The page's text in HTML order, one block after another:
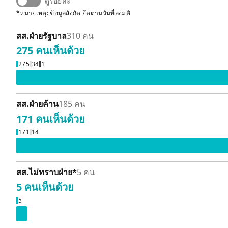
*หมายเหตุ: ข้อมูลสังกัด ยึดตามวันที่ลงมติ
สส.ฝ่ายรัฐบาล310 คน
275 คนเห็นด้วย
275 34 1
สส.ฝ่ายค้าน185 คน
171 คนเห็นด้วย
171 14
สส.ไม่ทราบฝ่าย*รายละเอียด
5 คน
5 คนเห็นด้วย
5
ห็นด้วย 5 คน